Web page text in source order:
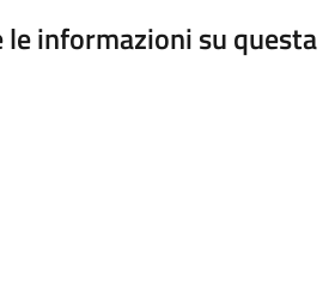
le informazioni su questa